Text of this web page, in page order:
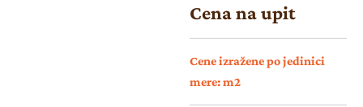
Cena na upit
Cene izražene po jedinici
mere: m2